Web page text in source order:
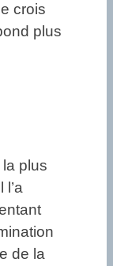
crois
plus
plus
de la